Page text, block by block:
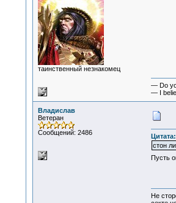
таинственный незнакомец
— Do
— I
Владислав
Ветеран
Сообщений: 2486
стон
Пусть
Не